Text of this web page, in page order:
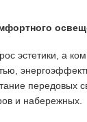
а
и набережных.